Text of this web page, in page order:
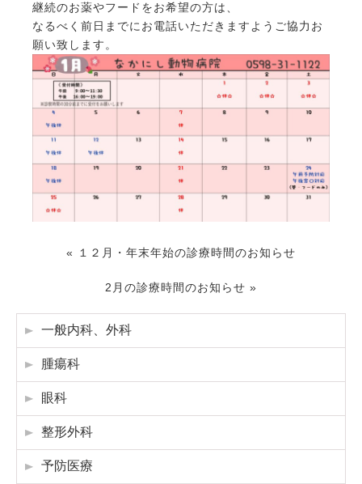
継続のお薬やフードをお希望の方は、
なるべく前日までにお電話いただきますようご協力お
願い致します。
« １２月・年末年始の診療時間のお知らせ
2月の診療時間のお知らせ »
一般内科、外科
腫瘍科
眼科
整形外科
予防医療